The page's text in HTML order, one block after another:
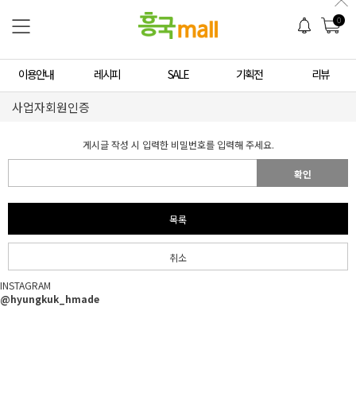
0
이용안내 레시피 SALE 기획전 리뷰
사업자회원인증
게시글 작성 시 입력한 비밀번호를 입력해 주세요.
확인
목록
취소
INSTAGRAM
@hyungkuk_hmade